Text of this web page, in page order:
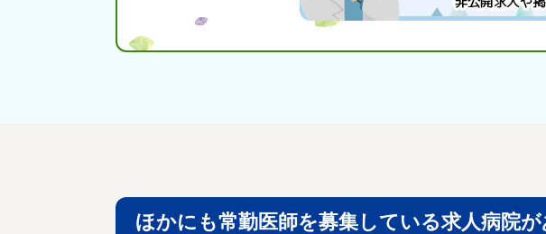
ほかにも常勤医師を募集している求人病院